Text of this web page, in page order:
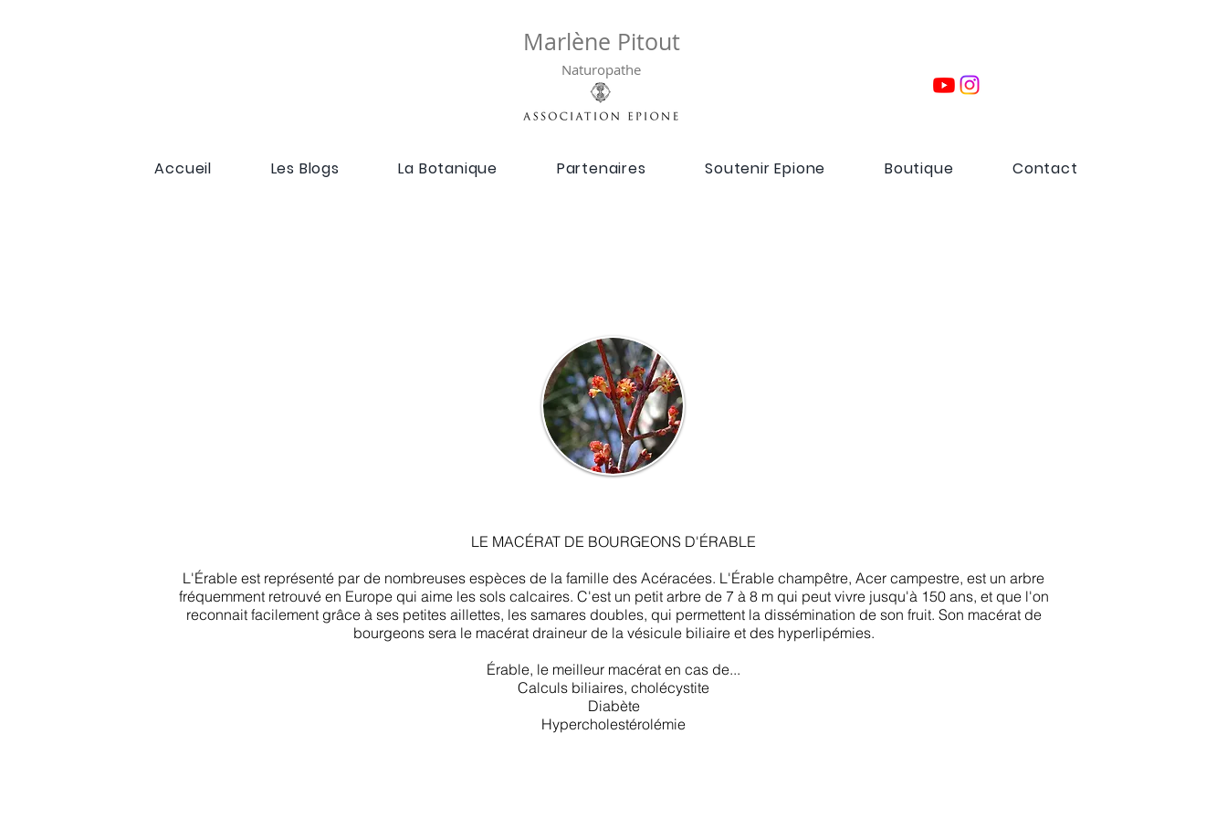
Marlène Pitout
Naturopathe
Accueil Les Blogs La Botanique Partenaires Soutenir Epione Boutique Contact
LE MACÉRAT DE BOURGEONS D'ÉRABLE
L'Érable est représenté par de nombreuses espèces de la famille des Acéracées. L'Érable champêtre, Acer campestre, est un arbre
fréquemment retrouvé en Europe qui aime les sols calcaires. C'est un petit arbre de 7 à 8 m qui peut vivre jusqu'à 150 ans, et que l'on
reconnait facilement grâce à ses petites aillettes, les samares doubles, qui permettent la dissémination de son fruit. Son macérat de
bourgeons sera le macérat draineur de la vésicule biliaire et des hyperlipémies.
Érable, le meilleur macérat en cas de...
Calculs biliaires, cholécystite
Diabète
Hypercholestérolémie